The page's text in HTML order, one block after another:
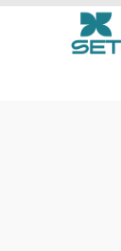
Art &